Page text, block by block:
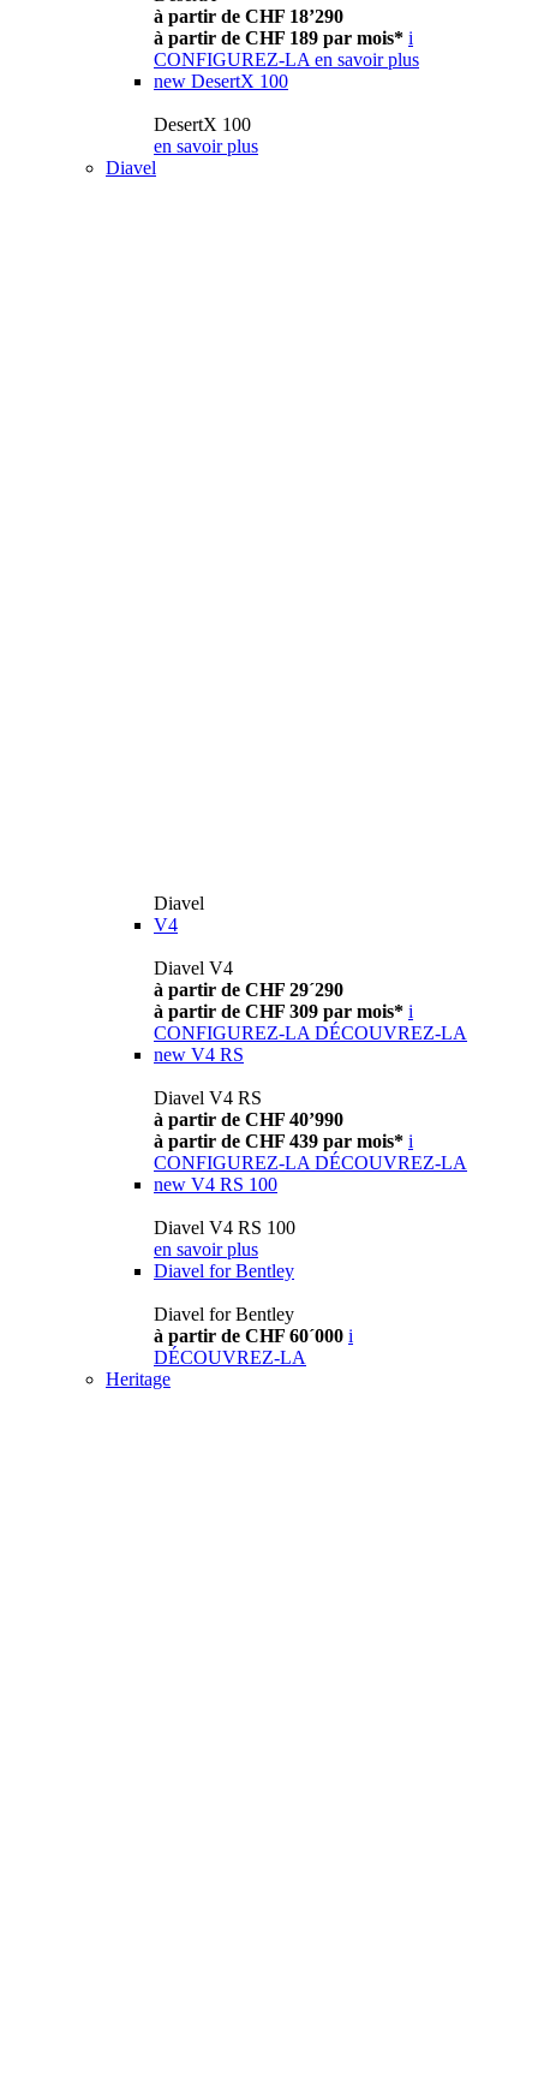
à partir de CHF 18’290
à partir de CHF 189 par mois* i
CONFIGUREZ-LA en savoir plus
new DesertX 100
DesertX 100
en savoir plus
Diavel
Diavel
V4
Diavel V4
à partir de CHF 29´290
à partir de CHF 309 par mois* i
CONFIGUREZ-LA DÉCOUVREZ-LA
new V4 RS
Diavel V4 RS
à partir de CHF 40’990
à partir de CHF 439 par mois* i
CONFIGUREZ-LA DÉCOUVREZ-LA
new V4 RS 100
Diavel V4 RS 100
en savoir plus
Diavel for Bentley
Diavel for Bentley
à partir de CHF 60´000 i
DÉCOUVREZ-LA
Heritage